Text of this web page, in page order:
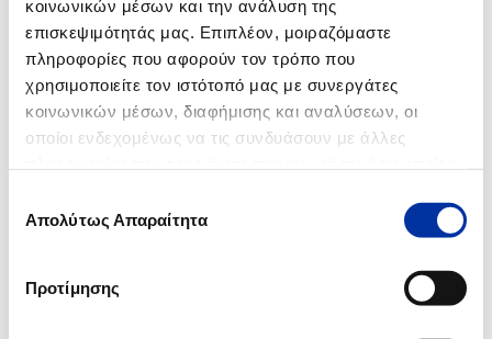
κοινωνικών μέσων και την ανάλυση της
επισκεψιμότητάς μας. Επιπλέον, μοιραζόμαστε
πληροφορίες που αφορούν τον τρόπο που
χρησιμοποιείτε τον ιστότοπό μας με συνεργάτες
κοινωνικών μέσων, διαφήμισης και αναλύσεων, οι
οποίοι ενδεχομένως να τις συνδυάσουν με άλλες
των υπηρεσιών τους.
συγκατάθεσης
Απολύτως Απαραίτητα
Προτίμησης
Ενημέρωση για τον αεριοποιητή 32-R-003 των Βιομηχανικών
Εγκαταστάσεων Ελευσίνας των ΕΛΛΗΝΙΚΩΝ ΠΕΤΡΕΛΑΙΩΝ
2008
Έκθεση αυτοψίας των Επιθεωρητών Περιβάλλοντος στο διυλιστήριο
Ελευσίνας